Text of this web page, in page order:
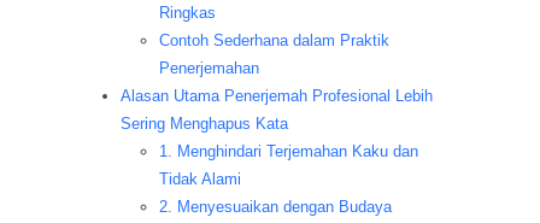
Ringkas
Contoh Sederhana dalam Praktik
Penerjemahan
Alasan Utama Penerjemah Profesional Lebih
Sering Menghapus Kata
1. Menghindari Terjemahan Kaku dan
Tidak Alami
2. Menyesuaikan dengan Budaya